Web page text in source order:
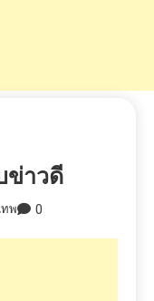
ข่าวดี
ทพ 0